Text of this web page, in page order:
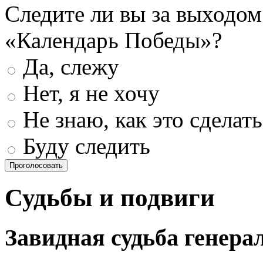
Следите ли вы за
«Календарь Победы»?
Да, слежу
Нет, я не хочу
Не знаю, как это сделать
Буду следить
Проголосовать
Судьбы и подвиги
Завидная судьба